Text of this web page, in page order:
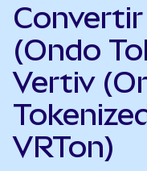
(Ondo
Vertiv
VRTon)